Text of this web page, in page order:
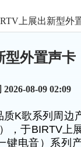
上展出新型外
外置声卡
08-09 02:09
质K歌系列周边
），于BIRTV上
键电音）系列